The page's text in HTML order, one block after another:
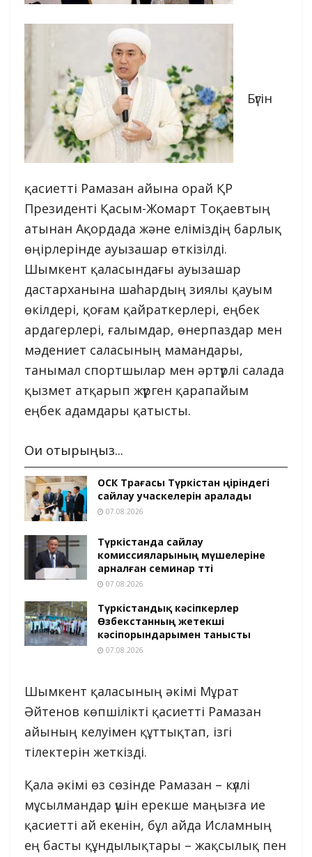
Бүгін
қасиетті Рамазан айына орай ҚР
Президенті Қасым-Жомарт Тоқаевтың
атынан Ақордада және еліміздің барлық
өңірлерінде ауызашар өткізілді.
Шымкент қаласындағы ауызашар
дастарханына шаһардың зиялы қауым
өкілдері, қоғам қайраткерлері, еңбек
ардагерлері, ғалымдар, өнерпаздар мен
мәдениет саласының мамандары,
танымал спортшылар мен әртүрлі салада
қызмет атқарып жүрген қарапайым
еңбек адамдары қатысты.
Оқи отырыңыз...
ОСК Төрағасы Түркістан өңіріндегі
сайлау учаскелерін аралады
07.08.2026
Түркістанда сайлау
комиссияларының мүшелеріне
арналған семинар өтті
07.08.2026
Түркістандық кәсіпкерлер
Өзбекстанның жетекші
кәсіпорындарымен танысты
07.08.2026
Шымкент қаласының әкімі Мұрат
Әйтенов көпшілікті қасиетті Рамазан
айының келуімен құттықтап, ізгі
тілектерін жеткізді.
Қала әкімі өз сөзінде Рамазан – күллі
мұсылмандар үшін ерекше маңызға ие
қасиетті ай екенін, бұл айда Исламның
ең басты құндылықтары – жақсылық пен